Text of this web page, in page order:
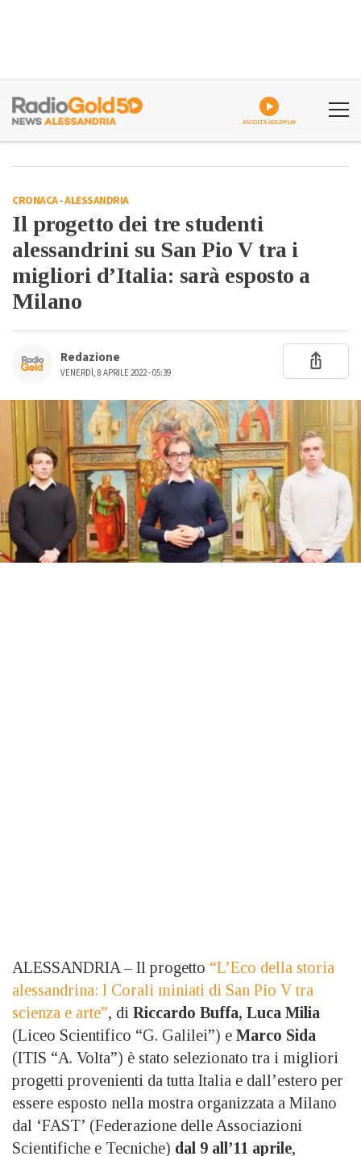
ASCOLTA GOLDPLAY
CRONACA-ALESSANDRIA
Il progetto dei tre studenti
alessandrini su San Pio V tra i
migliori d’Italia: sarà esposto a
Milano
Redazione
VENERDÌ, 8 APRILE 2022 - 05:39
ALESSANDRIA – Il progetto “L’Eco della storia
alessandrina: I Corali miniati di San Pio V tra
scienza e arte”, di Riccardo Buffa, Luca Milia
(Liceo Scientifico “G. Galilei”) e Marco Sida
(ITIS “A. Volta”) è stato selezionato tra i migliori
progetti provenienti da tutta Italia e dall’estero per
essere esposto nella mostra organizzata a Milano
dal ‘FAST’ (Federazione delle Associazioni
Scientifiche e Tecniche) dal 9 all’11 aprile,